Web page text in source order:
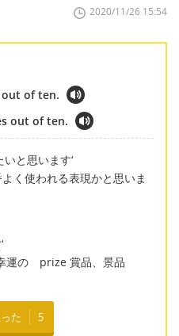
2020/11/26 15:54
out of ten.
out of ten.
と思います‘
く使われる表現かと思いま
運の prize 賞品、景品
た 5